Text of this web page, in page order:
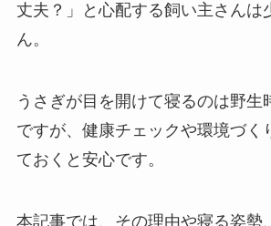
丈夫？」と心配する飼い主さんは
ん。
うさぎが目を開けて寝るのは野生
ですが、健康チェックや環境づく
ておくと安心です。
本記事では、その理由や寝る姿勢